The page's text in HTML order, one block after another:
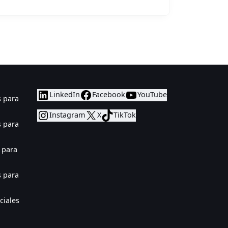
para
para
para
LinkedIn Facebook YouTube
Instagram X TikTok